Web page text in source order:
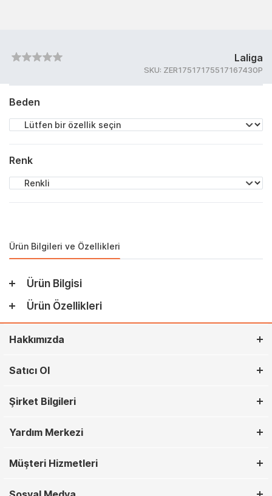
Laliga
SKU: ZER17517175517167430P
Beden
Renk
Ürün Bilgileri ve Özellikleri
Ürün Bilgisi
Ürün Özellikleri
Hakkımızda
Satıcı Ol
Şirket Bilgileri
Yardım Merkezi
Müşteri Hizmetleri